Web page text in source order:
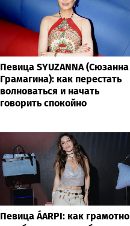
Певица SYUZANNA (Сюзанна
Грамагина): как перестать
волноваться и начать
говорить спокойно
Певица ÁARPI: как грамотно